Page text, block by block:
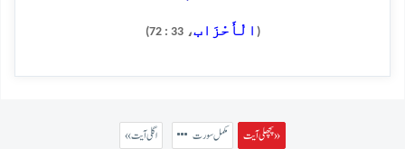
( الْأَحْزَاب، 33 : 72)
پچھلی آیت » مکمل سورت « اگلی آیت